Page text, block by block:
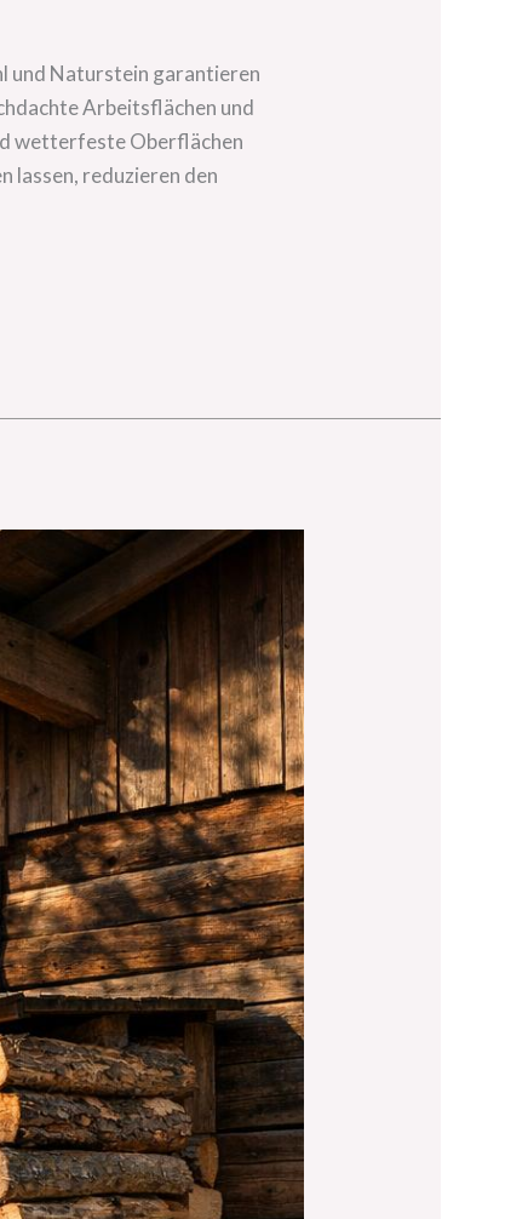
und Naturstein garantieren
Arbeitsflächen und
wetterfeste Oberflächen
lassen, reduzieren den